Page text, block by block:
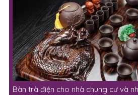
Bàn trà điện cho nhà chung cư và